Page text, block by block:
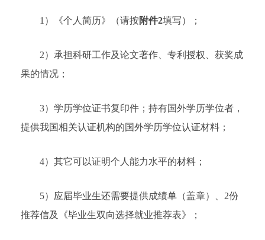
1）《个人简历》（请按附件2填写）；
2）承担科研工作及论文著作、专利授权、获奖成
果的情况；
3）学历学位证书复印件；持有国外学历学位者，
提供我国相关认证机构的国外学历学位认证材料；
4）其它可以证明个人能力水平的材料；
5）应届毕业生还需要提供成绩单（盖章）、2份
推荐信及《毕业生双向选择就业推荐表》；